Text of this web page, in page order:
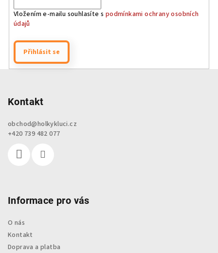
Vložením e-mailu souhlasíte s podmínkami ochrany osobních
údajů
Přihlásit se
Kontakt
obchod@holkykluci.cz
+420 739 482 077
Informace pro vás
O nás
Kontakt
Doprava a platba